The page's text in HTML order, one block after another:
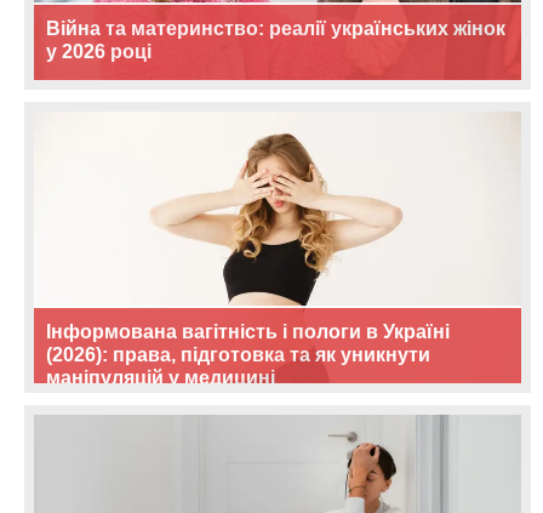
Війна та материнство: реалії українських жінок
у 2026 році
Інформована вагітність і пологи в Україні
(2026): права, підготовка та як уникнути
маніпуляцій у медицині